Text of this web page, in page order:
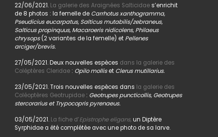
22/06/2021. La galerie des Araignées Salticidaes’enrichit
de 8 photos : la femelle de Carrhotus xanthogramma,
Pseudicius eucarpatus, Salticus mutabilis/zebraneus,
Salticus propinquus, Macaroeris nidicolens, Philaeus
chrysops(2 variantes de la femelle) et Pellenes
arciger/brevis.
27/05/2021. Deux nouvelles espèces dans la galerie des
Coléptères Cleridae: Opilo molliset Clerus mutillarius.
23/05/2021. Trois nouvelles espèces dans la galerie des
Coléoptères Geotrupidae: Geotrupes puncticollis, Geotrupes
stercorarius et Trypocopris pyrenaeus.
03/05/2021. La fiche d’Epistrophe eligans,un Diptère
Syrphidae a été complétée avec une photo de sa larve.